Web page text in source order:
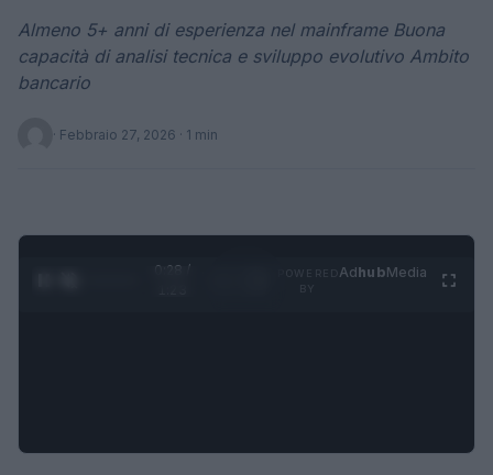
Almeno 5+ anni di esperienza nel mainframe Buona
capacità di analisi tecnica e sviluppo evolutivo Ambito
bancario
· Febbraio 27, 2026 · 1 min
0:28 /
AdhubMedia